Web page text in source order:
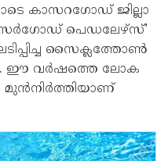
കാസറഗോഡ് ജില്ലാ
പെഡലേഴ്സ്’
സൈക്ലത്തോൺ
ഈ വർഷത്തെ ലോക
മുൻനിർത്തിയാണ്